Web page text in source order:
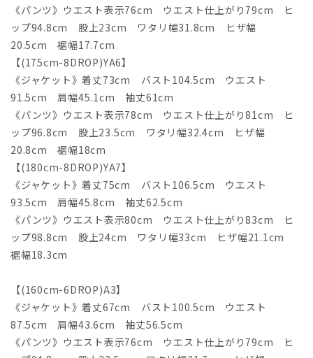
《パンツ》ウエスト表示76cm ウエスト仕上がり79cm ヒ
ップ94.8cm 股上23cm ワタリ幅31.8cm ヒザ幅
20.5cm 裾幅17.7cm
【(175cm-8DROP)YA6】
《ジャケット》着丈73cm バスト104.5cm ウエスト
91.5cm 肩幅45.1cm 袖丈61cm
《パンツ》ウエスト表示78cm ウエスト仕上がり81cm ヒ
ップ96.8cm 股上23.5cm ワタリ幅32.4cm ヒザ幅
20.8cm 裾幅18cm
【(180cm-8DROP)YA7】
《ジャケット》着丈75cm バスト106.5cm ウエスト
93.5cm 肩幅45.8cm 袖丈62.5cm
《パンツ》ウエスト表示80cm ウエスト仕上がり83cm ヒ
ップ98.8cm 股上24cm ワタリ幅33cm ヒザ幅21.1cm
裾幅18.3cm
【(160cm-6DROP)A3】
《ジャケット》着丈67cm バスト100.5cm ウエスト
87.5cm 肩幅43.6cm 袖丈56.5cm
《パンツ》ウエスト表示76cm ウエスト仕上がり79cm ヒ